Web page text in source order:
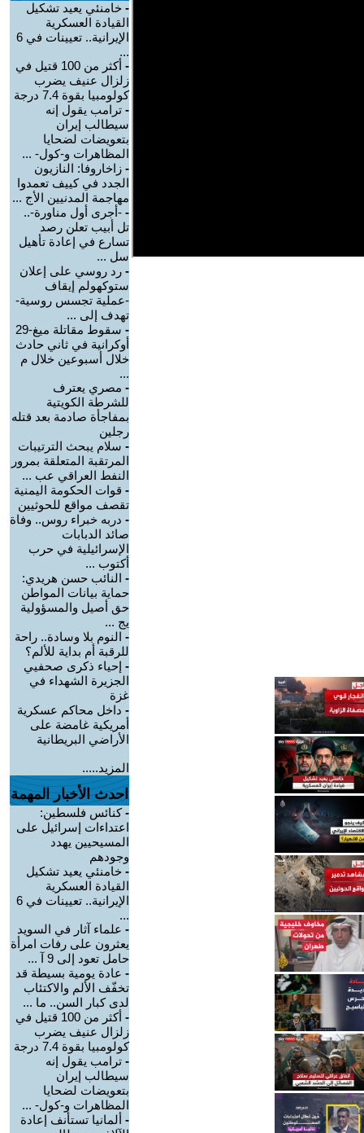
- خامنئي يعيد تشكيل
القيادة العسكرية
الإيرانية.. تعيينات في 6
...
-
أكثر من 100 قتيل في
زلزال عنيف يضرب
كولومبيا بقوة 7.4 درجة
- ترامب يقول إنه
سيطالب إيران
بتعويضات لضحايا
المظاهرات و-كول- ...
- زاخاروفا: النازيون
الجدد في كييف تعمدوا
مهاجمة المدنيين الأج ...
- -أجرى أول مناورة-..
تل أبيب تعلن رصد
تسارع في إعادة تأهيل
سل ...
- رد روسي على إعلان
ستوكهولم إيقاف
-عملية تجسس روسية-
تهدف إلى ...
-
سقوط مقاتلة ميغ-29
أوكرانية في ثاني حادث
خلال أسبوعين خلال م
...
- مصري يعترف
للشرطة الكويتية
بمفاجأة صادمة بعد قتله
رجلين
- سلام يبحث الترتيبات
المرتقبة المتعلقة بمرور
النفط العراقي عب ...
- قوات الحكومة اليمنية
تقصف مواقع للحوثيين
- دربه خبراء روس.. وفاة
صائد الدبابات
الإسرائيلية في حرب
أكتوب ...
- النائب حسن هريدي:
حماية بيانات المواطن
حق أصيل والمسؤولية
يج ...
- النوم بلا وسادة.. راحة
للرقبة أم بداية للألم؟
- إحياء ذكرى صحفيي
الجزيرة الشهداء في
غزة
- داخل محاكم عسكرية
أمريكية غامضة على
الأراضي البريطانية
المزيد.....
احدث الأخبار المهمة
-كنائس فلسطين:
اعتداءات إسرائيل على
المسيحيين يهدد
وجودهم
- خامنئي يعيد تشكيل
القيادة العسكرية
الإيرانية.. تعيينات في 6
...
- علماء آثار في السويد
يعثرون على رفات امرأة
حامل تعود إلى 9 آ ...
- عادة يومية بسيطة قد
تخفّف الألم والاكتئاب
لدى كبار السن.. ما ...
-
أكثر من 100 قتيل في
زلزال عنيف يضرب
كولومبيا بقوة 7.4 درجة
- ترامب يقول إنه
سيطالب إيران
بتعويضات لضحايا
المظاهرات و-كول- ...
- ألمانيا تستأنف إعادة